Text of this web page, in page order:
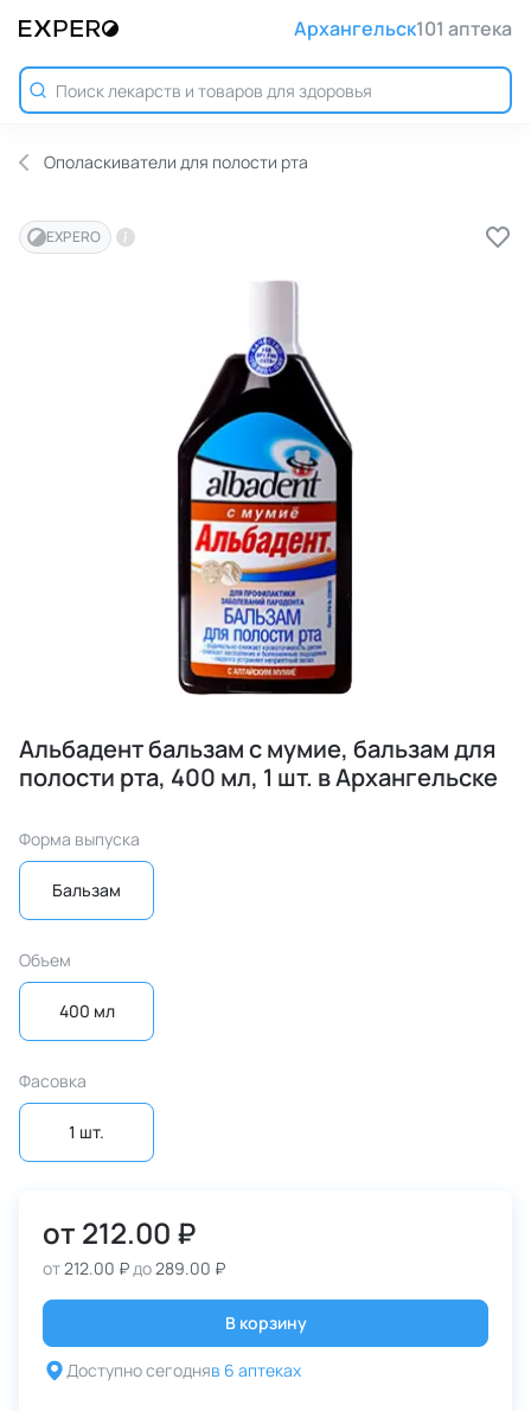
Архангельск101 аптека
Ополаскиватели для полости рта
EXPERO
Альбадент бальзам с мумие, бальзам для
полости рта, 400 мл, 1 шт. в Архангельске
Форма выпуска
Бальзам
Объем
400 мл
Фасовка
1 шт.
от 212.00 ₽
от212.00 ₽до289.00 ₽
В корзину
Доступно сегодняв 6 аптеках